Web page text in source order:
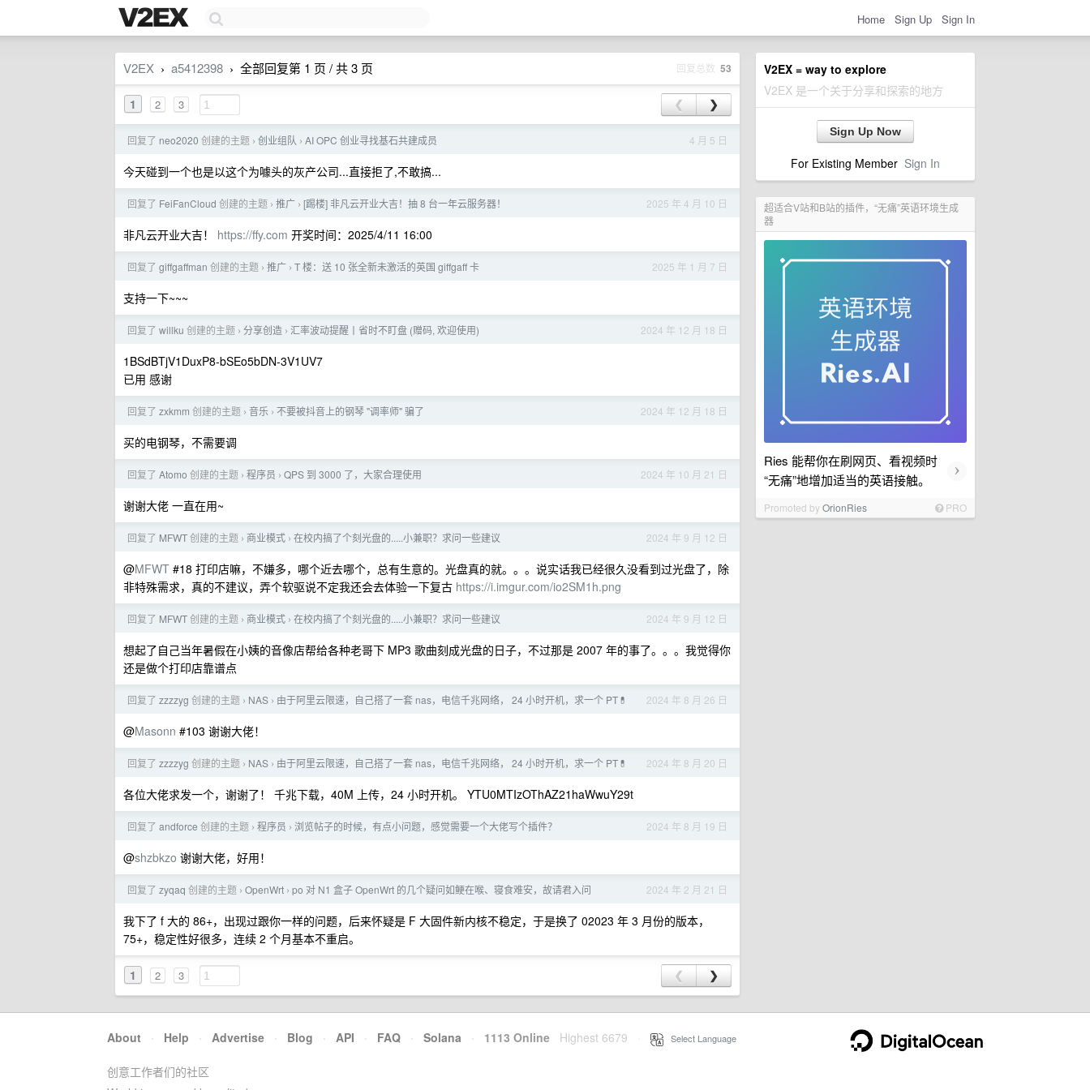
Home Sign Up Sign In
V2EX = way to explore
V2EX 是一个关于分享和探索的地方
Sign Up Now
For Existing Member Sign In
超适合V站和B站的插件，“无痛”英语环境生成
器
Ries 能帮你在刷网页、看视频时
“无痛”地增加适当的英语接触。
›
Promoted byOrionRies PRO
V2EX › a5412398 › 全部回复第 1 页 / 共 3 页 回复总数 53
1 2 3 ❮ ❯
4 月 5 日
回复了 neo2020 创建的主题 › 创业组队 › AI OPC 创业寻找基石共建成员
今天碰到一个也是以这个为噱头的灰产公司...直接拒了,不敢搞...
2025 年 4 月 10 日
回复了 FeiFanCloud 创建的主题 › 推广 › [踢楼] 非凡云开业大吉！抽 8 台一年云服务器！
非凡云开业大吉！ https://ffy.com 开奖时间：2025/4/11 16:00
2025 年 1 月 7 日
回复了 giffgaffman 创建的主题 › 推广 › T 楼：送 10 张全新未激活的英国 giffgaff 卡
支持一下~~~
2024 年 12 月 18 日
回复了 willku 创建的主题 › 分享创造 › 汇率波动提醒丨省时不盯盘 (赠码, 欢迎使用)
1BSdBTjV1DuxP8-bSEo5bDN-3V1UV7
已用 感谢
2024 年 12 月 18 日
回复了 zxkmm 创建的主题 › 音乐 › 不要被抖音上的钢琴 "调率师" 骗了
买的电钢琴，不需要调
2024 年 10 月 21 日
回复了 Atomo 创建的主题 › 程序员 › QPS 到 3000 了，大家合理使用
谢谢大佬 一直在用~
2024 年 9 月 12 日
回复了 MFWT创建的主题 › 商业模式 › 在校内搞了个刻光盘的.....小兼职？求问一些建议
@MFWT #18 打印店嘛，不嫌多，哪个近去哪个，总有生意的。光盘真的就。。。说实话我已经很久没看到过光盘了，除
非特殊需求，真的不建议，弄个软驱说不定我还会去体验一下复古 https://i.imgur.com/io2SM1h.png
2024 年 9 月 12 日
回复了 MFWT创建的主题 › 商业模式 › 在校内搞了个刻光盘的.....小兼职？求问一些建议
想起了自己当年暑假在小姨的音像店帮给各种老哥下 MP3 歌曲刻成光盘的日子，不过那是 2007 年的事了。。。我觉得你
还是做个打印店靠谱点
2024 年 8 月 26 日
回复了 zzzzyg 创建的主题 › NAS › 由于阿里云限速，自己搭了一套 nas，电信千兆网络， 24 小时开机，求一个 PT💊
@Masonn #103 谢谢大佬！
2024 年 8 月 20 日
回复了 zzzzyg 创建的主题 › NAS › 由于阿里云限速，自己搭了一套 nas，电信千兆网络， 24 小时开机，求一个 PT💊
各位大佬求发一个，谢谢了！ 千兆下载，40M 上传，24 小时开机。 YTU0MTIzOThAZ21haWwuY29t
2024 年 8 月 19 日
回复了 andforce 创建的主题 › 程序员 › 浏览帖子的时候，有点小问题，感觉需要一个大佬写个插件？
@shzbkzo 谢谢大佬，好用！
2024 年 2 月 21 日
回复了 zyqaq 创建的主题 › OpenWrt › po 对 N1 盒子 OpenWrt 的几个疑问如鲠在喉、寝食难安，故请君入问
我下了 f 大的 86+，出现过跟你一样的问题，后来怀疑是 F 大固件新内核不稳定，于是换了 02023 年 3 月份的版本，
75+，稳定性好很多，连续 2 个月基本不重启。
1 2 3 ❮ ❯
About · Help · Advertise · Blog · API · FAQ · Solana · 1113 Online Highest 6679 Select Language
创意工作者们的社区